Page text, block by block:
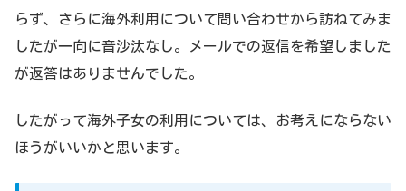
らず、さらに海外利用について問い合わせから訪ねてみま
したが一向に音沙汰なし。メールでの返信を希望しました
が返答はありませんでした。
したがって海外子女の利用については、お考えにならない
ほうがいいかと思います。